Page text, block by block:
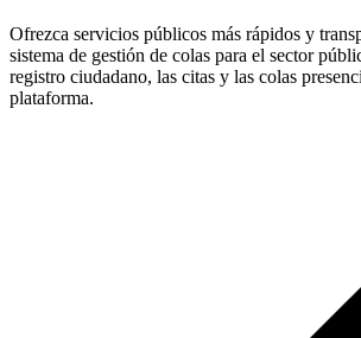
Ofrezca servicios públicos más rápidos y
sistema de gestión de colas para el sector
registro ciudadano, las citas y las colas
plataforma.